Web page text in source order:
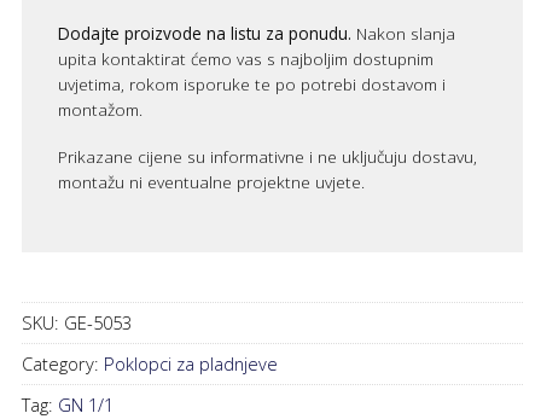
Dodajte proizvode na listu za ponudu. Nakon slanja
upita kontaktirat ćemo vas s najboljim dostupnim
uvjetima, rokom isporuke te po potrebi dostavom i
montažom.
Prikazane cijene su informativne i ne uključuju dostavu,
montažu ni eventualne projektne uvjete.
SKU: GE-5053
Category: Poklopci za pladnjeve
Tag: GN 1/1